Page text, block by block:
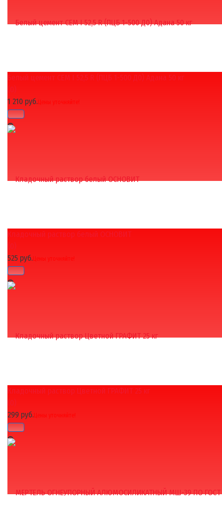
избранное сравнить
избранное сравнить
Белый цемент CEM I 52,5 R (ПЦБ 1-500 Д0) Адана 50 кг
(0)
1 210 руб.Цены уточняйте!
избранное сравнить
Кладочный раствор белый ОСНОВИТ
(0)
525 руб.Цены уточняйте!
Кладочный раствор Цветной ГРАФИТ 25 кг
(0)
299 руб.Цены уточняйте!